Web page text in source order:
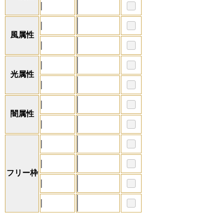
風属性
光属性
闇属性
フリー枠